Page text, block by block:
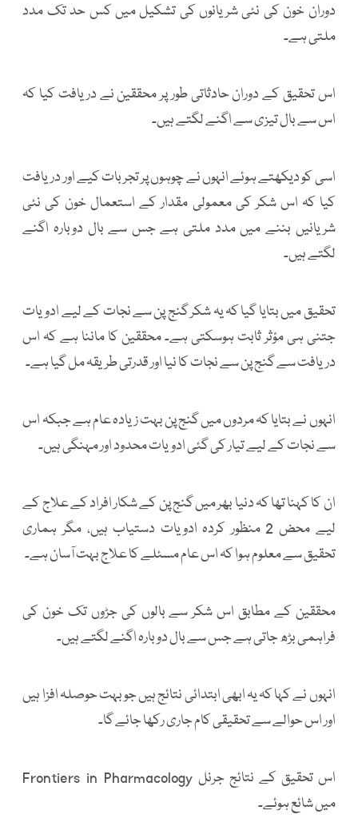
دوران خون کی نئی شریانوں کی تشکیل میں کس حد تک مدد
ملتی ہے۔
اس تحقیق کے دوران حادثاتی طور پر محققین نے دریافت کیا کہ
اس سے بال تیزی سے اگنے لگتے ہیں۔
اسی کو دیکھتے ہوئے انہوں نے چوہوں پر تجربات کیے اور دریافت
کیا کہ اس شکر کی معمولی مقدار کے استعمال خون کی نئی
شریانیں بننے میں مدد ملتی ہے جس سے بال دوبارہ اگنے
لگتے ہیں۔
تحقیق میں بتایا گیا کہ یہ شکر گنج پن سے نجات کے لیے ادویات
جتنی ہی مؤثر ثابت ہوسکتی ہے۔ محققین کا ماننا ہے کہ اس
دریافت سے گنج پن سے نجات کا نیا اور قدرتی طریقہ مل گیا ہے۔
انہوں نے بتایا کہ مردوں میں گنج پن بہت زیادہ عام ہے جبکہ اس
سے نجات کے لیے تیار کی گئی ادویات محدود اور مہنگی ہیں۔
ان کا کہنا تھا کہ دنیا بھر میں گنج پن کے شکار افراد کے علاج کے
لیے محض 2 منظور کردہ ادویات دستیاب ہیں، مگر ہماری
تحقیق سے معلوم ہوا کہ اس عام مسئلے کا علاج بہت آسان ہے۔
محققین کے مطابق اس شکر سے بالوں کی جڑوں تک خون کی
فراہمی بڑھ جاتی ہے جس سے بال دوبارہ اگنے لگتے ہیں۔
انہوں نے کہا کہ یہ ابھی ابتدائی نتائج ہیں جو بہت حوصلہ افزا ہیں
اور اس حوالے سے تحقیقی کام جاری رکھا جائے گا۔
اس تحقیق کے نتائج جرنل Frontiers in Pharmacology
میں شائع ہوئے۔